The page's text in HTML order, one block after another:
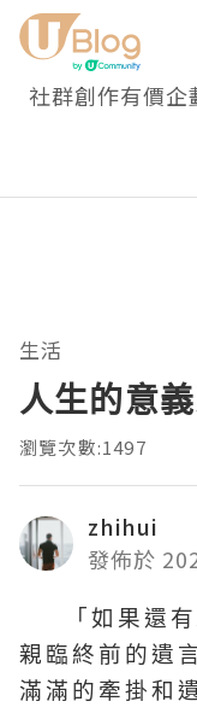
社群創作有價企
生活
人生的意
瀏覽次數:1497
zhihui
發佈於
「如果還
親臨終前的遺
滿滿的牽掛和